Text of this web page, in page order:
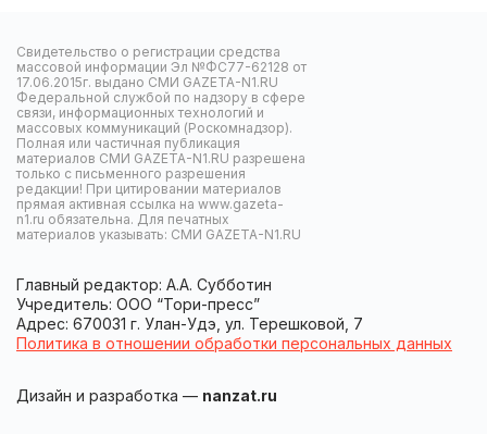
Свидетельство о регистрации средства
массовой информации Эл №ФС77-62128 от
17.06.2015г. выдано СМИ GAZETA-N1.RU
Федеральной службой по надзору в сфере
связи, информационных технологий и
массовых коммуникаций (Роскомнадзор).
Полная или частичная публикация
материалов СМИ GAZETA-N1.RU разрешена
только с письменного разрешения
редакции! При цитировании материалов
прямая активная ссылка на www.gazeta-
n1.ru обязательна. Для печатных
материалов указывать: СМИ GAZETA-N1.RU
Главный редактор: А.А. Субботин
Учредитель: ООО “Тори-пресс”
Адрес: 670031 г. Улан-Удэ, ул. Терешковой, 7
Политика в отношении обработки персональных данных
Дизайн и разработка — nanzat.ru